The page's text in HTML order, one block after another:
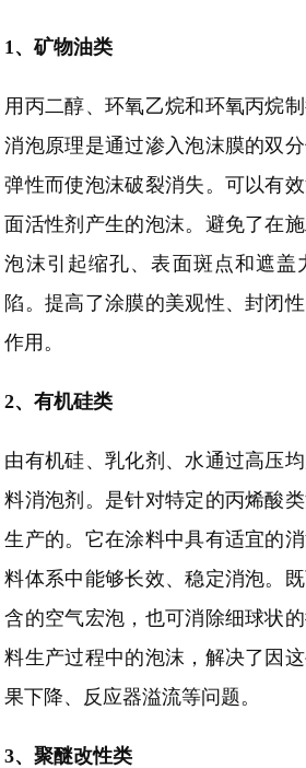
1、矿物油类
用丙二醇、环氧乙烷和环氧丙烷
消泡原理是通过渗入泡沫膜的双
弹性而使泡沫破裂消失。可以有
面活性剂产生的泡沫。避免了在
泡沫引起缩孔、表面斑点和遮盖
陷。提高了涂膜的美观性、封闭
作用 。
2、有机硅类
由有机硅、乳化剂、水通过高压
料消泡剂。是针对特定的丙烯酸
生产的。它在涂料中具有适宜的
料体系中能够长效、稳定消泡。
含的空气宏泡，也可消除细球状
料生产过程中的泡沫，解决了因
果下降、反应器溢流等问题。
3、聚醚改性类